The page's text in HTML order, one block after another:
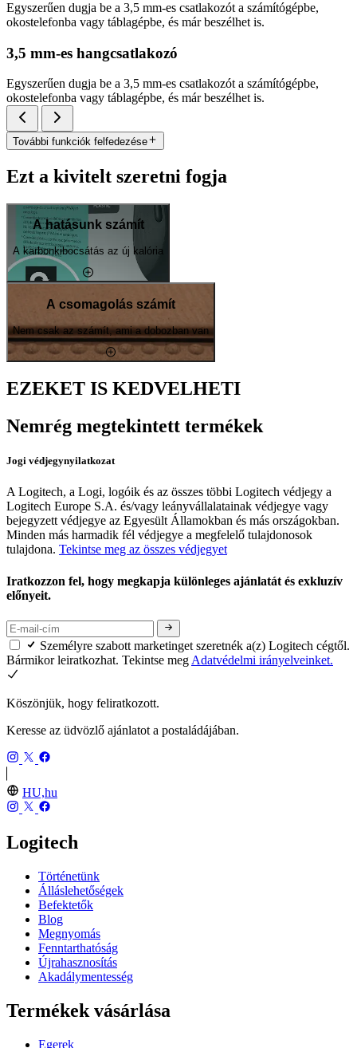
Egyszerűen dugja be a 3,5 mm-es csatlakozót a számítógépbe,
okostelefonba vagy táblagépbe, és már beszélhet is.
3,5 mm-es hangcsatlakozó
Egyszerűen dugja be a 3,5 mm-es csatlakozót a számítógépbe,
okostelefonba vagy táblagépbe, és már beszélhet is.
További funkciók felfedezése
Ezt a kivitelt szeretni fogja
A hatásunk számít
A karbonkibocsátás az új kalória
A csomagolás számít
Nem csak az számít, ami a dobozban van
EZEKET IS KEDVELHETI
Nemrég megtekintett termékek
Jogi védjegynyilatkozat
A Logitech, a Logi, logóik és az összes többi Logitech védjegy a
Logitech Europe S.A. és/vagy leányvállalatainak védjegye vagy
bejegyzett védjegye az Egyesült Államokban és más országokban.
Minden más harmadik fél védjegye a megfelelő tulajdonosok
tulajdona. Tekintse meg az összes védjegyet
Iratkozzon fel, hogy megkapja különleges ajánlatát és exkluzív
előnyeit.
Személyre szabott marketinget szeretnék a(z) Logitech cégtől.
Bármikor leiratkozhat. Tekintse meg Adatvédelmi irányelveinket.
Köszönjük, hogy feliratkozott.
Keresse az üdvözlő ajánlatot a postaládájában.
HU,hu
Logitech
Történetünk
Álláslehetőségek
Befektetők
Blog
Megnyomás
Fenntarthatóság
Újrahasznosítás
Akadálymentesség
Termékek vásárlása
Egerek